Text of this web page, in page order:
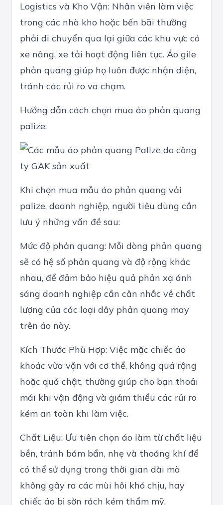
Logistics và Kho Vận: Nhân viên làm việc
trong các nhà kho hoặc bến bãi thường
phải di chuyển qua lại giữa các khu vực có
xe nâng, xe tải hoạt động liên tục. Áo gile
phản quang giúp họ luôn được nhận diện,
tránh các rủi ro va chạm.
Hướng dẫn cách chọn mua áo phản quang
palize:
Khi chọn mua mẫu áo phản quang vải
palize, doanh nghiệp, người tiêu dùng cần
lưu ý những vấn đề sau:
Mức độ phản quang: Mỗi dòng phản quang
sẽ có hệ số phản quang và độ rộng khác
nhau, để đảm bảo hiệu quả phản xạ ánh
sáng doanh nghiệp cần cân nhắc về chất
lượng của các loại dây phản quang may
trên áo này.
Kích Thước Phù Hợp: Việc mặc chiếc áo
khoác vừa vặn với cơ thể, không quá rộng
hoặc quá chật, thường giúp cho bạn thoải
mái khi vận động và giảm thiểu các rủi ro
kém an toàn khi làm việc.
Chất Liệu: Ưu tiên chọn áo làm từ chất liệu
bền, tránh bám bẩn, nhẹ và thoáng khí để
có thể sử dụng trong thời gian dài mà
không gây ra các mùi hôi khó chịu, hay
chiếc áo bị sờn rách kém thẩm mỹ.